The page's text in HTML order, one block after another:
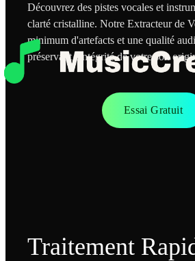
Découvrez des pistes vocales et
clarté cristalline. Notre Extracteur de
minimum d'artefacts et une qualité
préservant l'intégrité de votre son
Essai Gratuit
Traitement